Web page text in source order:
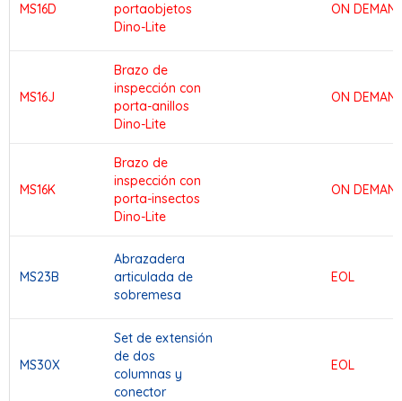
MS16D
portaobjetos
Dino-Lite
ON
MS16J
Brazo de
inspección con
porta-anillos
Dino-Lite
ON
MS16K
Brazo de
inspección con
porta-insectos
Dino-Lite
ON
MS23B
Abrazadera
articulada de
sobremesa
EOL
MS30X
Set de extensión
de dos
columnas y
conector
EOL